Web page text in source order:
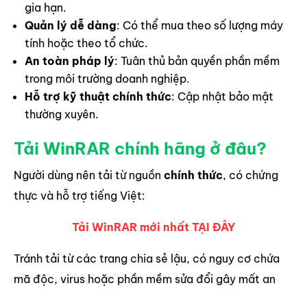
gia hạn.
Quản lý dễ dàng: Có thể mua theo số lượng máy
tính hoặc theo tổ chức.
An toàn pháp lý: Tuân thủ bản quyền phần mềm
trong môi trường doanh nghiệp.
Hỗ trợ kỹ thuật chính thức: Cập nhật bảo mật
thường xuyên.
Tải WinRAR chính hãng ở đâu?
Người dùng nên tải từ nguồn chính thức, có chứng
thực và hỗ trợ tiếng Việt:
Tải WinRAR mới nhất TẠI ĐÂY
Tránh tải từ các trang chia sẻ lậu, có nguy cơ chứa
mã độc, virus hoặc phần mềm sửa đổi gây mất an